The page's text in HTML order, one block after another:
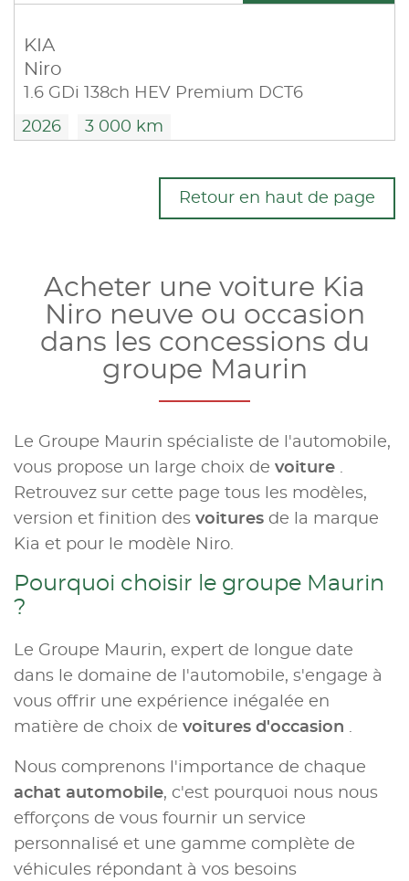
KIA
Niro
1.6 GDi 138ch HEV Premium DCT6
2026 3 000 km
Retour en haut de page
Acheter une voiture Kia
Niro neuve ou occasion
dans les concessions du
groupe Maurin
Le Groupe Maurin spécialiste de l'automobile,
vous propose un large choix de voiture .
Retrouvez sur cette page tous les modèles,
version et finition des voitures de la marque
Kia et pour le modèle Niro.
Pourquoi choisir le groupe Maurin
?
Le Groupe Maurin, expert de longue date
dans le domaine de l'automobile, s'engage à
vous offrir une expérience inégalée en
matière de choix de voitures d'occasion .
Nous comprenons l'importance de chaque
achat automobile, c'est pourquoi nous nous
efforçons de vous fournir un service
personnalisé et une gamme complète de
véhicules répondant à vos besoins